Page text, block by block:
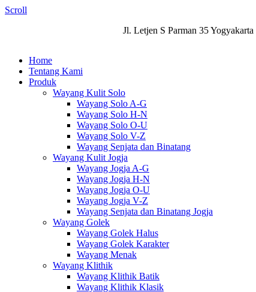
Scroll
Jl. Letjen S Parman 35
Home
Tentang Kami
Produk
Wayang Kulit Solo
Wayang Solo A-G
Wayang Solo H-N
Wayang Solo O-U
Wayang Solo V-Z
Wayang Senjata dan Binatang
Wayang Kulit Jogja
Wayang Jogja A-G
Wayang Jogja H-N
Wayang Jogja O-U
Wayang Jogja V-Z
Wayang Senjata dan Binatang Jogja
Wayang Golek
Wayang Golek Halus
Wayang Golek Karakter
Wayang Menak
Wayang Klithik
Wayang Klithik Batik
Wayang Klithik Klasik